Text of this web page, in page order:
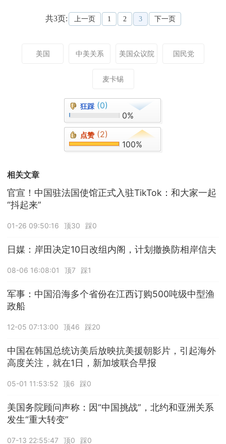
共3页: 上一页 1 2 3 下一页
美国 中美关系 美国众议院 国民党
麦卡锡
狂踩 (0)
0%
点赞 (2)
100%
相关文章
官宣！中国驻法国使馆正式入驻TikTok：和大家一起
“抖起来”
01-26 09:50:16 顶30 踩0
日媒：岸田决定10日改组内阁，计划撤换防相岸信夫
08-06 16:08:01 顶7 踩1
军事：中国沿海多个省份在江西订购500吨级中型渔
政船
12-05 07:13:00 顶46 踩20
中国在韩国总统访美后放映抗美援朝影片，引起海外
高度关注，就在1日，新加坡联合早报
05-01 11:53:52 顶6 踩0
美国务院顾问声称：因“中国挑战”，北约和亚洲关系
发生“重大转变”
07-13 22:55:47 顶0 踩0